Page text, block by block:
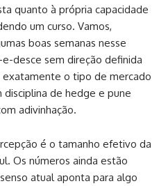
quanto à própria capacidade
um curso. Vamos,
boas semanas nesse
desce sem direção definida
o tipo de mercado
de hedge e pune
adivinhação.
é o tamanho efetivo da
Os números ainda estão
atual aponta para algo